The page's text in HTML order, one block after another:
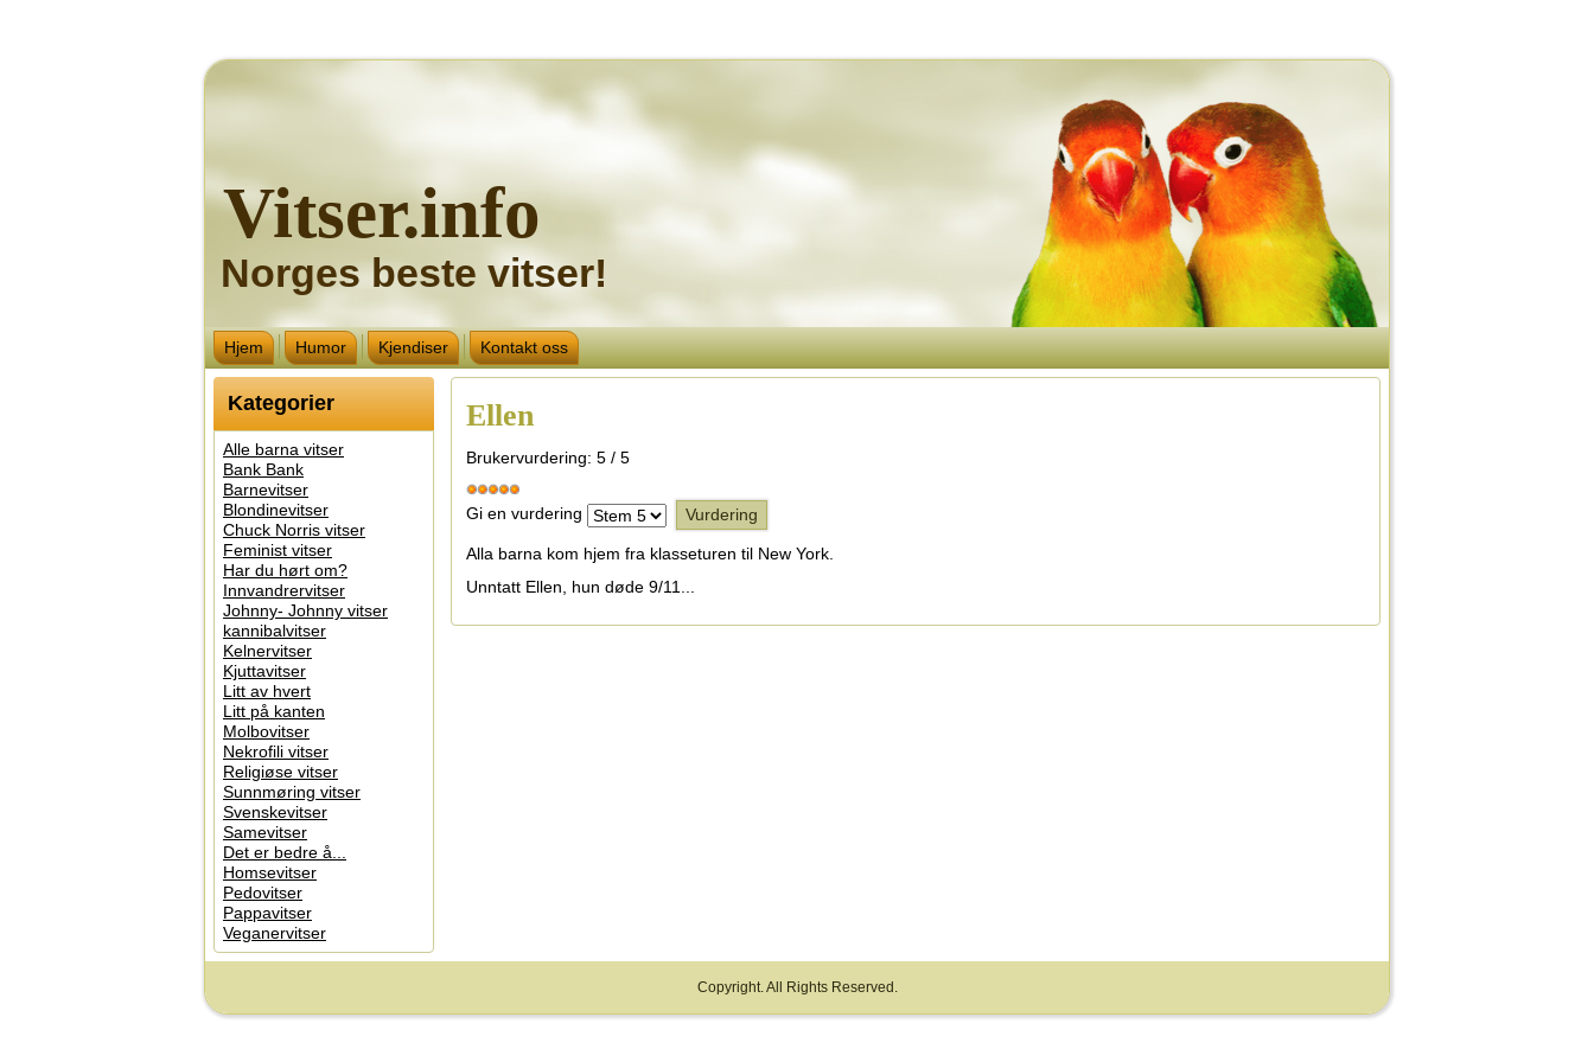
Vitser.info
Norges beste vitser!
Hjem Humor Kjendiser Kontakt oss
Kategorier
Alle barna vitser
Bank Bank
Barnevitser
Blondinevitser
Chuck Norris vitser
Feminist vitser
Har du hørt om?
Innvandrervitser
Johnny- Johnny vitser
kannibalvitser
Kelnervitser
Kjuttavitser
Litt av hvert
Litt på kanten
Molbovitser
Nekrofili vitser
Religiøse vitser
Sunnmøring vitser
Svenskevitser
Samevitser
Det er bedre å...
Homsevitser
Pedovitser
Pappavitser
Veganervitser
Ellen
Brukervurdering: 5 / 5
Gi en vurdering
Alla barna kom hjem fra klasseturen til New York.
Unntatt Ellen, hun døde 9/11...
Copyright. All Rights Reserved.